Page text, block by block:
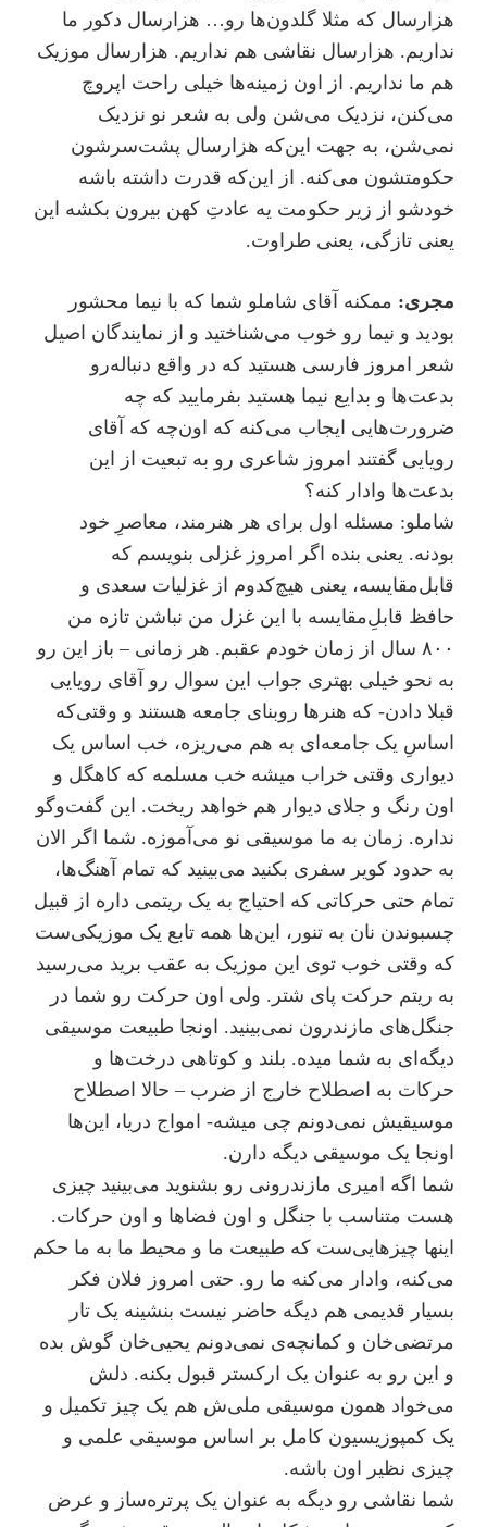
هزار‌سال که مثلا گلدون‌ها رو… هزار‌سال دکور ما
نداریم. هزارسال نقاشی هم نداریم. هزار‌سال موزیک
هم ما نداریم. از اون زمینه‌ها خیلی راحت اپروچ
می‌کنن، نزدیک می‌شن ولی به شعر نو نزدیک
نمی‌شن، به جهت این‌که هزار‌سال پشت‌سرشون
حکومتشون می‌کنه. از این‌که قدرت داشته باشه
خودشو از زیر حکومت یه عادتِ کهن بیرون بکشه این
یعنی تازگی، یعنی طراوت.
مجری: ممکنه آقای شاملو شما که با نیما محشور
بودید و نیما رو خوب می‌شناختید و از نمایندگان اصیل
شعر امروز فارسی هستید که در واقع دنباله‌رو
بدعت‌ها و بدایع نیما هستید بفرمایید که چه
ضرورت‌هایی ایجاب می‌کنه که اون‌چه که آقای
رویایی گفتند امروز شاعری رو به تبعیت از این
بدعت‌ها وادار کنه؟
شاملو: مسئله اول برای هر هنرمند، معاصرِ خود
بودنه. یعنی بنده اگر امروز غزلی بنویسم که
قابل‌مقایسه، یعنی هیچ‌کدوم از غزلیات سعدی و
حافظ قابلِ‌مقایسه با این غزل من نباشن تازه من
۸۰۰ سال از زمان خودم عقبم. هر زمانی‌ – باز این رو
به نحو خیلی بهتری جواب این سوال رو آقای رویایی
قبلا دادن- که هنرها روبنای جامعه هستند و وقتی‌که
اساسِ یک جامعه‌ای به هم می‌ریزه، خب اساس یک
دیواری وقتی خراب میشه خب مسلمه که کاهگل و
اون رنگ و جلای دیوار هم خواهد ریخت. این گفت‌و‌گو
نداره. زمان به ما موسیقی نو می‌آموزه. شما اگر الان
به حدود کویر سفری بکنید می‌بینید که تمام آهنگ‌ها،
تمام حتی حرکاتی که احتیاج به یک ریتمی داره از قبیل
چسبوندن نان به تنور، این‌ها همه تابع یک موزیکی‌ست
که وقتی خوب توی این موزیک به عقب برید می‌رسید
به ریتم حرکت پای شتر. ولی اون حرکت رو شما در
جنگل‌های مازندرون نمی‌بینید. اونجا طبیعت موسیقی
دیگه‌ای به شما میده. بلند و کوتاهی درخت‌ها و
حرکات به اصطلاح خارج از ضرب – حالا اصطلاح
موسیقیش نمی‌دونم چی میشه- امواج دریا، این‌ها
اونجا یک موسیقی دیگه دارن.
شما اگه امیری مازندرونی رو بشنوید می‌بینید چیزی
هست متناسب با جنگل و اون فضاها و اون حرکات.
اینها چیزهایی‌ست که طبیعت ما و محیط ما به ما حکم
می‌کنه، وادار می‌کنه ما رو. حتی امروز فلان فکر
بسیار قدیمی هم دیگه حاضر نیست بنشینه یک تار
مرتضی‌خان و کمانچه‌ی نمی‌دونم یحیی‌خان گوش بده
و این رو به عنوان یک ارکستر قبول بکنه. دلش
می‌خواد همون موسیقی ملی‌ش هم یک چیز تکمیل و
یک کمپوزیسیون کامل بر اساس موسیقی علمی و
چیزی نظیر اون باشه.
شما نقاشی رو دیگه به عنوان یک پرتره‌ساز و عرض